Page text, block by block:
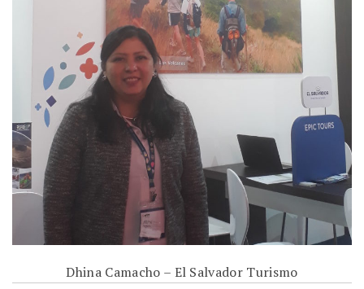
Dhina Camacho – El Salvador Turismo